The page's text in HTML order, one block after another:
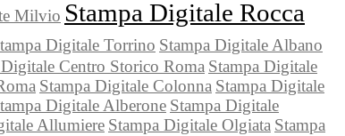
Milvio Stampa Digitale Rocca
Digitale Torrino Stampa Digitale Albano
Centro Storico Roma Stampa Digitale
Stampa Digitale Colonna Stampa Digitale
Digitale Alberone Stampa Digitale
Allumiere Stampa Digitale Olgiata Stampa